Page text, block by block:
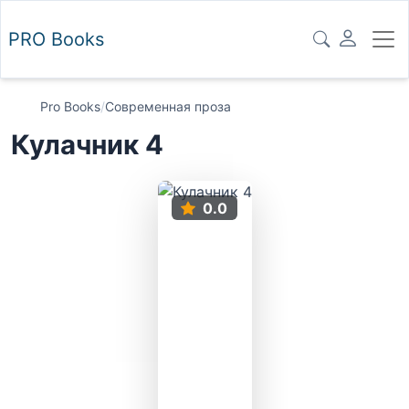
PRO Books
Pro Books/Современная проза
Кулачник 4
0.0